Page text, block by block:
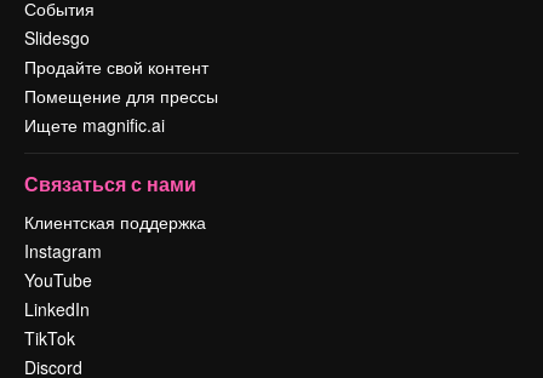
События
Slidesgo
Продайте свой контент
Помещение для прессы
Ищете magnific.ai
Связаться с нами
Клиентская поддержка
Instagram
YouTube
LinkedIn
TikTok
Discord